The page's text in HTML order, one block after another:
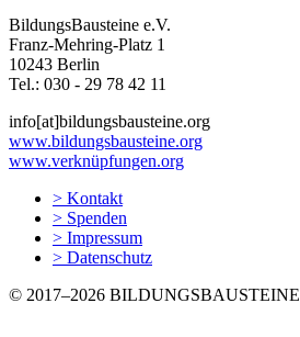
BildungsBausteine e.V.
Franz-Mehring-Platz 1
10243 Berlin
Tel.: 030 ‐ 29 78 42 11
info[at]bildungsbausteine.org
www.bildungsbausteine.org
www.verknüpfungen.org
> Kontakt
> Spenden
> Impressum
> Datenschutz
© 2017–2026 BILDUNGSBAUSTEINE